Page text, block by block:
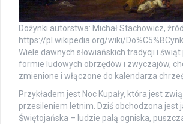
Dożynki autorstwa: Michał Stachowicz,
https://pl.wikipedia.org/wiki/
Wiele dawnych słowiańskich tradycji i
formie ludowych obrzędów i zwyczajów,
zmienione i włączone do kalendarza
Przykładem jest Noc Kupały, która jest
przesileniem letnim. Dziś obchodzona jest
Świętojańska – ludzie palą ogniska,